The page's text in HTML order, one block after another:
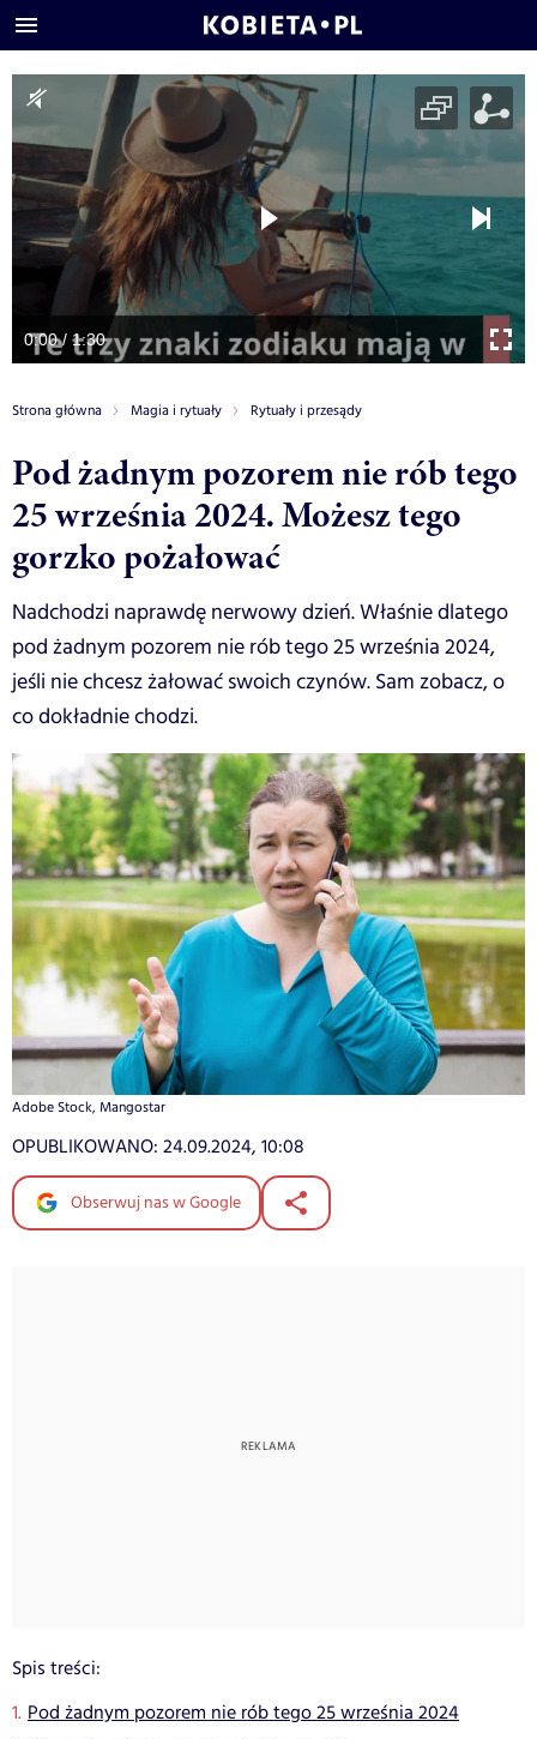
0:00 / 1:30
Strona główna Magia i rytuały Rytuały i przesądy
Pod żadnym pozorem nie rób tego
25 września 2024. Możesz tego
gorzko pożałować
Nadchodzi naprawdę nerwowy dzień. Właśnie dlatego
pod żadnym pozorem nie rób tego 25 września 2024,
jeśli nie chcesz żałować swoich czynów. Sam zobacz, o
co dokładnie chodzi.
Adobe Stock, Mangostar
OPUBLIKOWANO: 24.09.2024, 10:08
Obserwuj nas w Google
Spis treści:
Pod żadnym pozorem nie rób tego 25 września 2024